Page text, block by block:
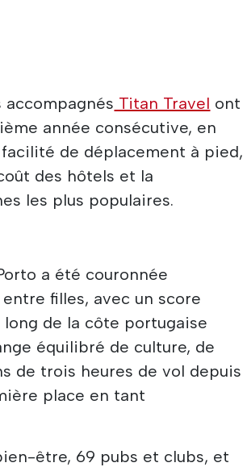
accompagnés Titan Travel ont
année consécutive, en
de déplacement à pied,
des hôtels et la
les plus populaires.
a été couronnée
filles, avec un score
long de la côte portugaise
équilibré de culture, de
de trois heures de vol depuis
place en tant
être, 69 pubs et clubs, et